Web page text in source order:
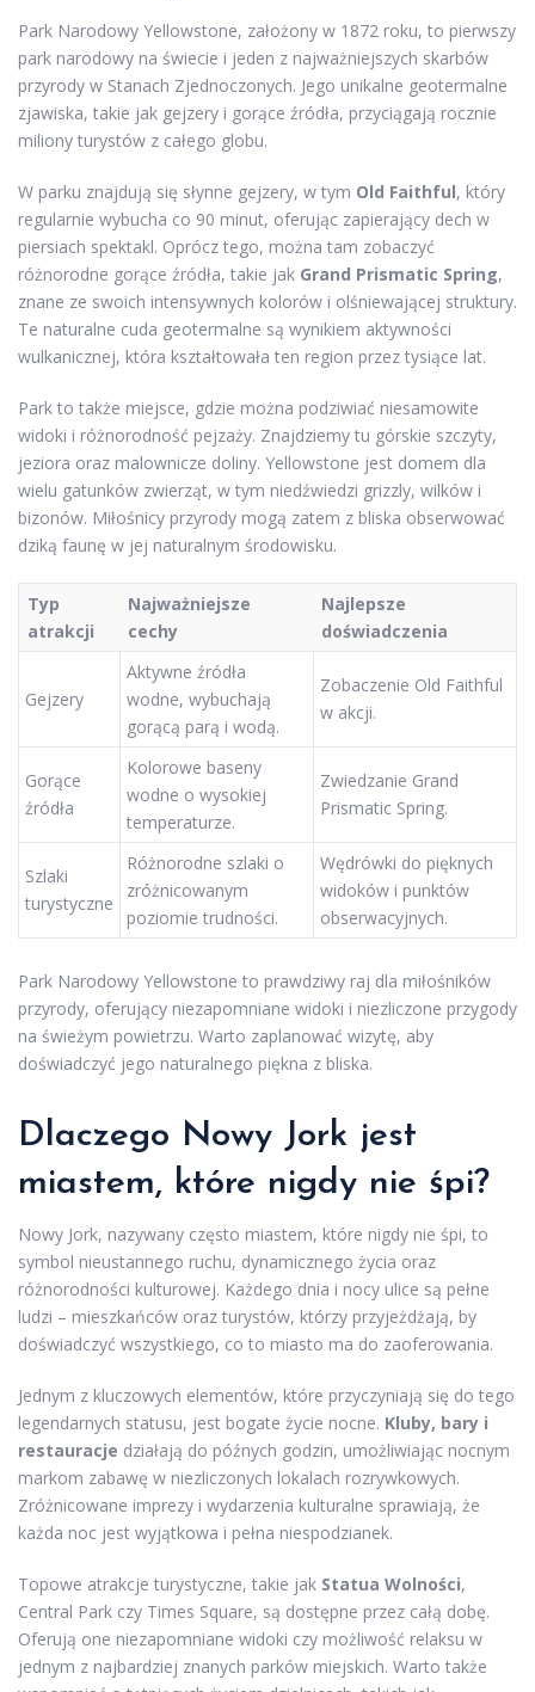
Park Narodowy Yellowstone, założony w 1872 roku, to pierwszy
park narodowy na świecie i jeden z najważniejszych skarbów
przyrody w Stanach Zjednoczonych. Jego unikalne geotermalne
zjawiska, takie jak gejzery i gorące źródła, przyciągają rocznie
miliony turystów z całego globu.
W parku znajdują się słynne gejzery, w tym Old Faithful, który
regularnie wybucha co 90 minut, oferując zapierający dech w
piersiach spektakl. Oprócz tego, można tam zobaczyć
różnorodne gorące źródła, takie jak Grand Prismatic Spring,
znane ze swoich intensywnych kolorów i olśniewającej struktury.
Te naturalne cuda geotermalne są wynikiem aktywności
wulkanicznej, która kształtowała ten region przez tysiące lat.
Park to także miejsce, gdzie można podziwiać niesamowite
widoki i różnorodność pejzaży. Znajdziemy tu górskie szczyty,
jeziora oraz malownicze doliny. Yellowstone jest domem dla
wielu gatunków zwierząt, w tym niedźwiedzi grizzly, wilków i
bizonów. Miłośnicy przyrody mogą zatem z bliska obserwować
dziką faunę w jej naturalnym środowisku.
Typ
atrakcji
Najważniejsze
cechy
Najlepsze
doświadczenia
Gejzery
Aktywne źródła
wodne, wybuchają
gorącą parą i wodą.
Zobaczenie Old Faithful
w akcji.
Gorące
źródła
Kolorowe baseny
wodne o wysokiej
temperaturze.
Zwiedzanie Grand
Prismatic Spring.
Szlaki
turystyczne
Różnorodne szlaki o
zróżnicowanym
poziomie trudności.
Wędrówki do pięknych
widoków i punktów
obserwacyjnych.
Park Narodowy Yellowstone to prawdziwy raj dla miłośników
przyrody, oferujący niezapomniane widoki i niezliczone przygody
na świeżym powietrzu. Warto zaplanować wizytę, aby
doświadczyć jego naturalnego piękna z bliska.
Dlaczego Nowy Jork jest
miastem, które nigdy nie śpi?
Nowy Jork, nazywany często miastem, które nigdy nie śpi, to
symbol nieustannego ruchu, dynamicznego życia oraz
różnorodności kulturowej. Każdego dnia i nocy ulice są pełne
ludzi – mieszkańców oraz turystów, którzy przyjeżdżają, by
doświadczyć wszystkiego, co to miasto ma do zaoferowania.
Jednym z kluczowych elementów, które przyczyniają się do tego
legendarnych statusu, jest bogate życie nocne. Kluby, bary i
restauracje działają do późnych godzin, umożliwiając nocnym
markom zabawę w niezliczonych lokalach rozrywkowych.
Zróżnicowane imprezy i wydarzenia kulturalne sprawiają, że
każda noc jest wyjątkowa i pełna niespodzianek.
Topowe atrakcje turystyczne, takie jak Statua Wolności,
Central Park czy Times Square, są dostępne przez całą dobę.
Oferują one niezapomniane widoki czy możliwość relaksu w
jednym z najbardziej znanych parków miejskich. Warto także